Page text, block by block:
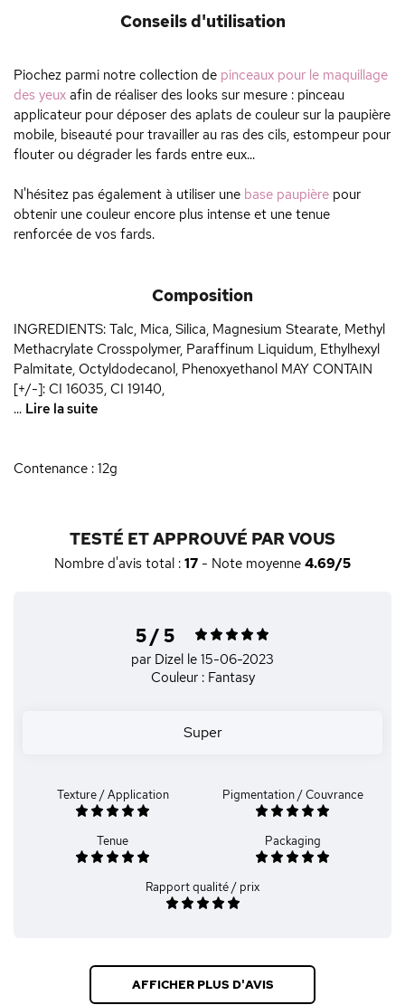
Conseils d'utilisation
Piochez parmi notre collection de pinceaux pour le maquillage
des yeux afin de réaliser des looks sur mesure : pinceau
applicateur pour déposer des aplats de couleur sur la paupière
mobile, biseauté pour travailler au ras des cils, estompeur pour
flouter ou dégrader les fards entre eux...
N'hésitez pas également à utiliser une base paupière pour
obtenir une couleur encore plus intense et une tenue
renforcée de vos fards.
Composition
INGREDIENTS: Talc, Mica, Silica, Magnesium Stearate, Methyl
Methacrylate Crosspolymer, Paraffinum Liquidum, Ethylhexyl
Palmitate, Octyldodecanol, Phenoxyethanol MAY CONTAIN
[+/-]: CI 16035, CI 19140,
... Lire la suite
Contenance : 12g
TESTÉ ET APPROUVÉ PAR VOUS
Nombre d'avis total : 17 - Note moyenne 4.69/5
5 / 5
par Dizel le 15-06-2023
Couleur : Fantasy
Super
Texture / Application Pigmentation / Couvrance
Tenue Packaging
Rapport qualité / prix
AFFICHER PLUS D'AVIS